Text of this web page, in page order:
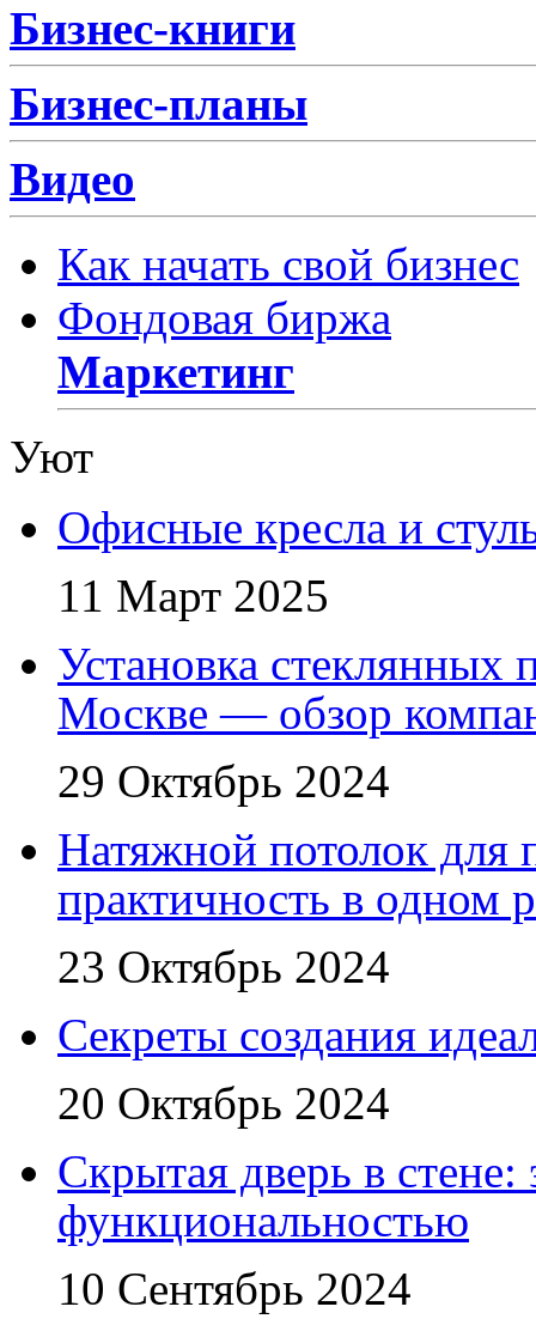
Бизнес-книги
Бизнес-планы
Видео
Как начать свой бизнес
Фондовая биржа
Маркетинг
Уют
Офисные кресла и
11 Март 2025
Установка стеклянных
Москве — обзор
29 Октябрь 2024
Натяжной потолок для
практичность в одном
23 Октябрь 2024
Секреты создания
20 Октябрь 2024
Скрытая дверь в
функциональностью
10 Сентябрь 2024